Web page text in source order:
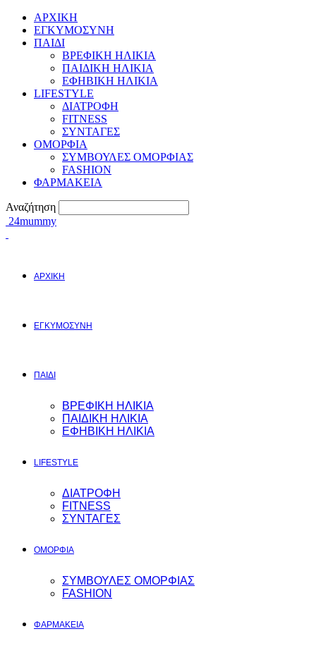
ΑΡΧΙΚΗ
ΕΓΚΥΜΟΣYΝΗ
ΠΑΙΔΙ
ΒΡΕΦΙΚΗ ΗΛΙΚΙΑ
ΠΑΙΔΙΚΗ ΗΛΙΚΙΑ
ΕΦΗΒΙΚΗ ΗΛΙΚΙΑ
LIFESTYLE
ΔΙΑΤΡΟΦΗ
FITNESS
ΣΥΝΤΑΓΕΣ
ΟΜΟΡΦΙΑ
ΣΥΜΒΟΥΛΕΣ ΟΜΟΡΦΙΑΣ
FASHION
ΦΑΡΜΑΚΕΙΑ
Αναζήτηση
24mummy
ΑΡΧΙΚΗ
ΕΓΚΥΜΟΣYΝΗ
ΠΑΙΔΙ
ΒΡΕΦΙΚΗ ΗΛΙΚΙΑ
ΠΑΙΔΙΚΗ ΗΛΙΚΙΑ
ΕΦΗΒΙΚΗ ΗΛΙΚΙΑ
LIFESTYLE
ΔΙΑΤΡΟΦΗ
FITNESS
ΣΥΝΤΑΓΕΣ
ΟΜΟΡΦΙΑ
ΣΥΜΒΟΥΛΕΣ ΟΜΟΡΦΙΑΣ
FASHION
ΦΑΡΜΑΚΕΙΑ